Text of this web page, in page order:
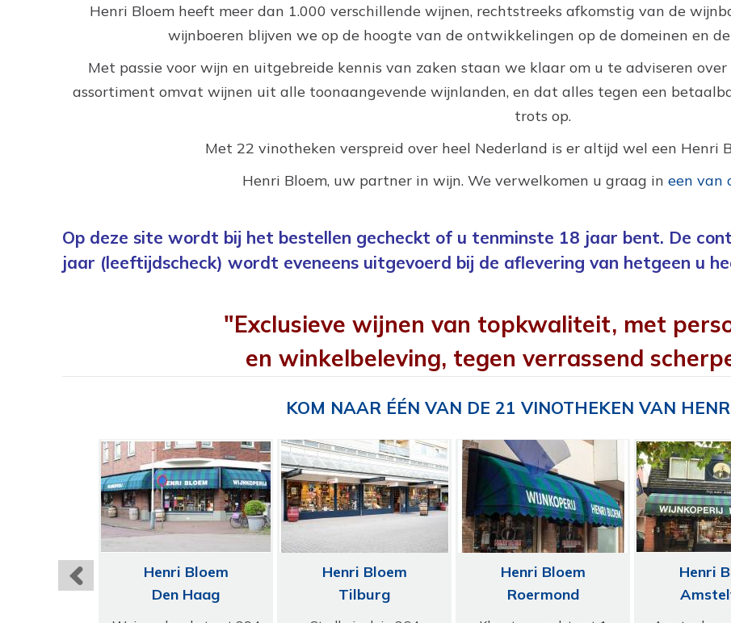
Henri Bloem heeft meer dan 1.000 verschillende wijnen, rechtstreeks afkomstig van de
wijnboeren blijven we op de hoogte van de ontwikkelingen op de domeinen en
Met passie voor wijn en uitgebreide kennis van zaken staan we klaar om u te adviseren over
assortiment omvat wijnen uit alle toonaangevende wijnlanden, en dat alles tegen een
trots op.
Met 22 vinotheken verspreid over heel Nederland is er altijd wel een Henri
Henri Bloem, uw partner in wijn. We verwelkomen u graag in een van
Op deze site wordt bij het bestellen gecheckt of u tenminste 18 jaar bent. De
jaar (leeftijdscheck) wordt eveneens uitgevoerd bij de aflevering van hetgeen u
"Exclusieve wijnen van topkwaliteit, met
en winkelbeleving, tegen verrassend
KOM NAAR ÉÉN VAN DE 21 VINOTHEKEN VAN
Henri Bloem
Den Haag
Henri Bloem
Tilburg
Henri Bloem
Roermond
Henri